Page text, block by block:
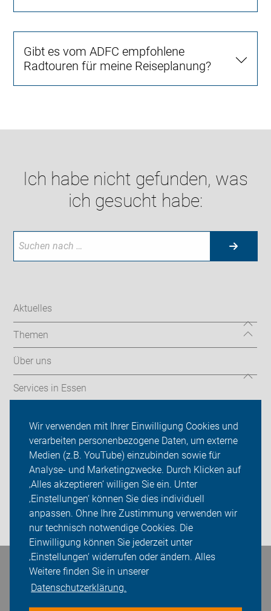
Wir verwenden mit Ihrer Einwilligung Cookies und
verarbeiten personenbezogene Daten, um externe
Medien (z.B. YouTube) einzubinden sowie für
Analyse- und Marketingzwecke. Durch Klicken auf
‚Alles akzeptieren‘ willigen Sie ein. Unter
‚Einstellungen‘ können Sie dies individuell
anpassen. Ohne Ihre Zustimmung verwenden wir
nur technisch notwendige Cookies. Die
Einwilligung können Sie jederzeit unter
‚Einstellungen‘ widerrufen oder ändern. Alles
Weitere finden Sie in unserer
Datenschutzerklärung.
Gibt es vom ADFC empfohlene
Radtouren für meine Reiseplanung?
Ich habe nicht gefunden, was
ich gesucht habe:
Aktuelles
Themen
Über uns
Services in Essen
ADFC Essen
Sei dabei
Presse
Login
Bleiben Sie in Kontakt